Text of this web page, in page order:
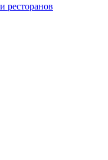
ресторанов